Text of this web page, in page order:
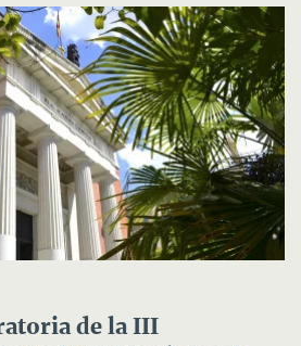
de la III